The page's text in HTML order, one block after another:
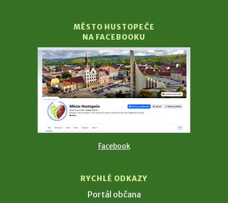
MĚSTO HUSTOPEČE
NA FACEBOOKU
Facebook
RYCHLÉ ODKAZY
Portál občana